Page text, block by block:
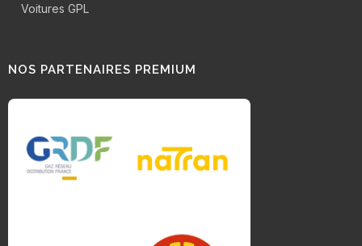
Voitures GPL
NOS PARTENAIRES PREMIUM